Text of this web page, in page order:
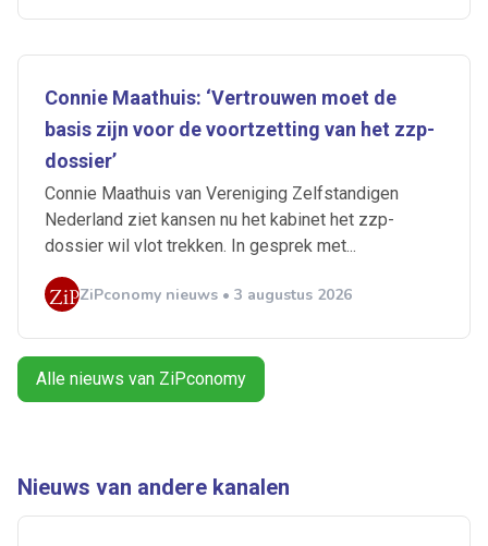
Connie Maathuis: ‘Vertrouwen moet de
basis zijn voor de voortzetting van het zzp-
dossier’
Connie Maathuis van Vereniging Zelfstandigen
Nederland ziet kansen nu het kabinet het zzp-
dossier wil vlot trekken. In gesprek met...
ZiPconomy nieuws • 3 augustus 2026
Alle nieuws van ZiPconomy
Nieuws van andere kanalen
Alerts ontvangen
Artikelen zoeken
Alles Ingezonden ABU
Bureau Cicero
Doorzaam
Flexmarkt Flexnieuws
NBBU
Normering Arbeid
ZiPconomy